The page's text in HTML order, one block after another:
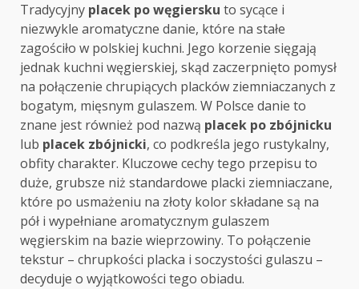
Tradycyjny placek po węgiersku to sycące i
niezwykle aromatyczne danie, które na stałe
zagościło w polskiej kuchni. Jego korzenie sięgają
jednak kuchni węgierskiej, skąd zaczerpnięto pomysł
na połączenie chrupiących placków ziemniaczanych z
bogatym, mięsnym gulaszem. W Polsce danie to
znane jest również pod nazwą placek po zbójnicku
lub placek zbójnicki, co podkreśla jego rustykalny,
obfity charakter. Kluczowe cechy tego przepisu to
duże, grubsze niż standardowe placki ziemniaczane,
które po usmażeniu na złoty kolor składane są na
pół i wypełniane aromatycznym gulaszem
węgierskim na bazie wieprzowiny. To połączenie
tekstur – chrupkości placka i soczystości gulaszu –
decyduje o wyjątkowości tego obiadu.